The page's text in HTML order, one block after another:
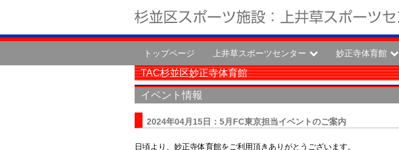
トップページ 上井草スポーツセンター 妙正寺体育館
TAC杉並区妙正寺体育館
イベント情報
2024年04月15日：5月FC東京担当イベントのご案内
日頃より、妙正寺体育館をご利用頂きありがとうございます。